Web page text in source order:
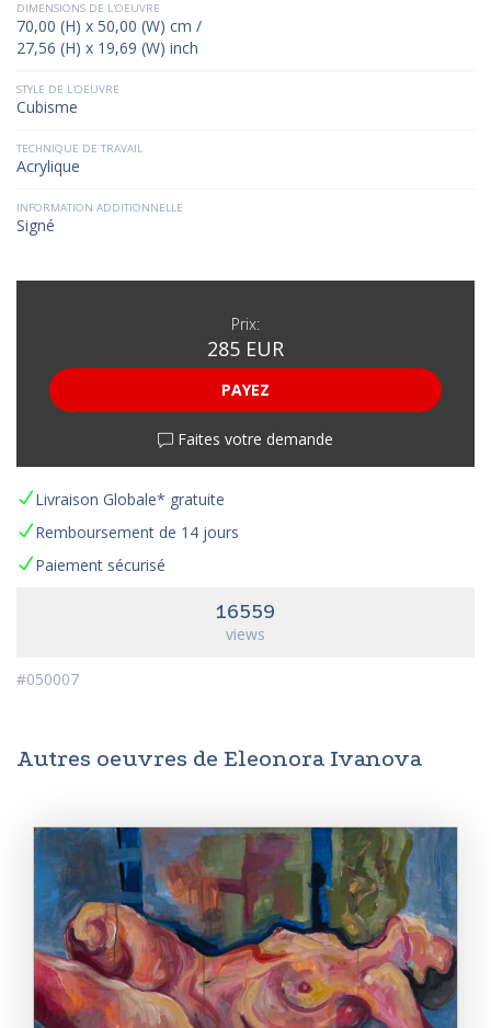
DIMENSIONS DE L'OEUVRE
70,00 (H) x 50,00 (W) cm /
27,56 (H) x 19,69 (W) inch
STYLE DE L'OEUVRE
Cubisme
TECHNIQUE DE TRAVAIL
Acrylique
INFORMATION ADDITIONNELLE
Signé
Prix:
285 EUR
PAYEZ
Faites votre demande
Livraison Globale* gratuite
Remboursement de 14 jours
Paiement sécurisé
16559
views
#050007
Autres oeuvres de Eleonora Ivanova